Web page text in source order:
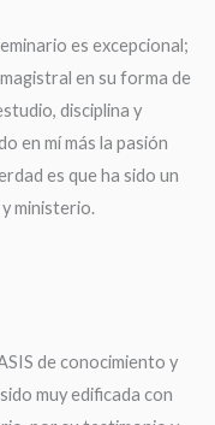
es excepcional;
en su forma de
disciplina y
en mí más la pasión
es que ha sido un
ministerio.
de conocimiento y
muy edificada con